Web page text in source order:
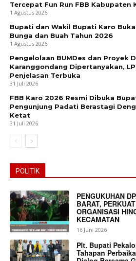
Tercepat Fun Run FBB Kabupaten
1 Agustus 2026
Bupati dan Wakil Bupati Karo
Bunga dan Buah Tahun 2026
1 Agustus 2026
Pengelolaan BUMDes dan Proyek
Karanggondang Dipertanyakan,
Penjelasan Terbuka
31 Juli 2026
FBB Karo 2026 Resmi Dibuka
Pengunjung Padati Berastagi
Ketat
31 Juli 2026
POLITIK
PENGUKUHAN
BARAT,
ORGANISASI
KECAMATAN
16 Juni 2026
Plt. Bupati
Tahapan